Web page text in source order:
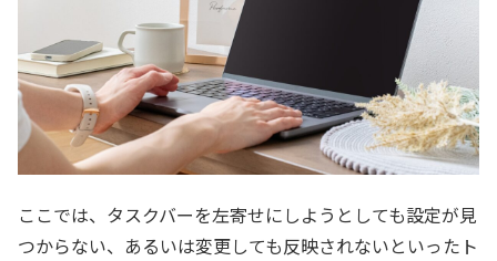
ここでは、タスクバーを左寄せにしようとしても設定が見
つからない、あるいは変更しても反映されないといったト